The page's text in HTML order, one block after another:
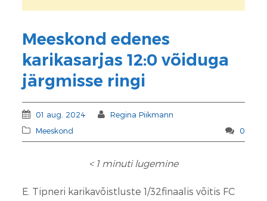
Meeskond edenes
karikasarjas 12:0 võiduga
järgmisse ringi
01 aug. 2024
Regina Piikmann
Meeskond
0
< 1 minuti lugemine
E. Tipneri karikavõistluste 1/32finaalis võitis FC